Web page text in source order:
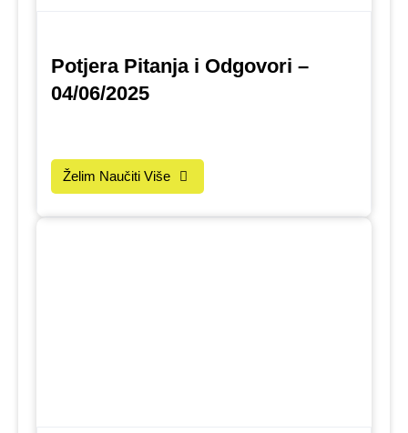
Potjera Pitanja i Odgovori –
04/06/2025
Želim Naučiti Više